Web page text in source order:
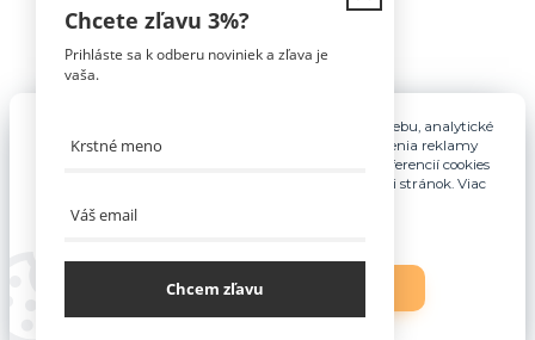
Tomáš Hula
Pre základnú funkčnosť, spríjemnenie používania webu, analytické
účely a v prípade udelenia súhlasu aj na účely cielenia reklamy
využívame súbory cookies. Nastavenie vlastných preferencií cookies
môžete kedykoľvek upraviť odkazom v spodnej časti stránok. Viac
Nastavenia
Chcete zľavu 3%?
Prihláste sa k odberu noviniek a zľava je
vaša.
Chcem zľavu